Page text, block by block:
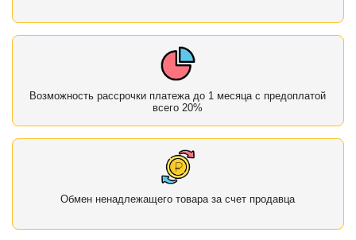
Возможность рассрочки платежа до 1 месяца с предоплатой
всего 20%
Обмен ненадлежащего товара за счет продавца